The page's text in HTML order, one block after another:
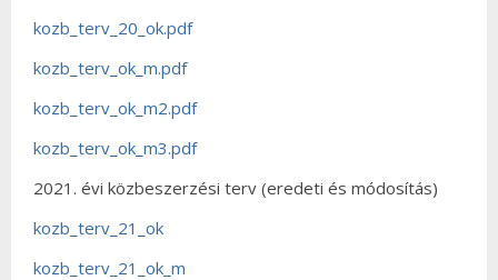
kozb_terv_20_ok.pdf
kozb_terv_ok_m.pdf
kozb_terv_ok_m2.pdf
kozb_terv_ok_m3.pdf
2021. évi közbeszerzési terv (eredeti és módosítás)
kozb_terv_21_ok
kozb_terv_21_ok_m